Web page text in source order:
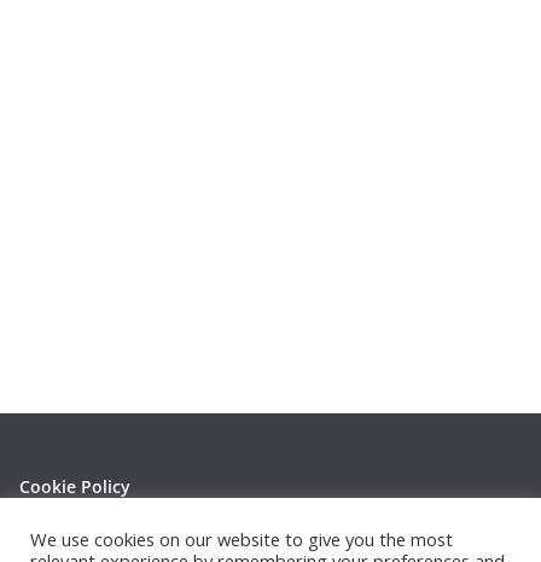
Cookie Policy
Privacy Policy
We use cookies on our website to give you the most